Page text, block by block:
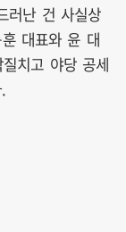
러난 건 사실상
훈 대표와 윤 대
치고 야당 공세